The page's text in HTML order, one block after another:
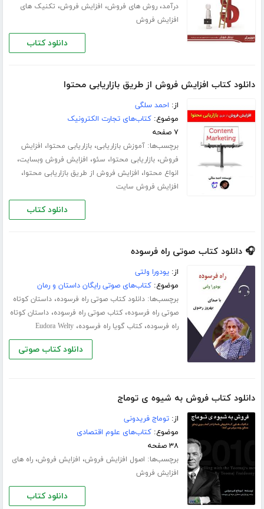
درآمد،روش های فروش، افزایش فروش، تکنیک های
افزایش فروش
دانلود کتاب
دانلود کتاب افزایش فروش از طریق بازاریابی محتوا
از: احمد سلگی
موضوع:کتاب‌های تجارت الکترونیک
۷ صفحه
برچسب‌ها:آموزش بازاریابی،بازاریابی محتوا، افزایش
فروش،بازاریابی محتوا، سئو، افزایش فروش وبسایت،
انواع محتوا، افزایش فروش از طریق بازاریابی محتوا،
افزایش فروش سایت
دانلود کتاب
🎧 دانلود کتاب صوتی راه فرسوده
از:یودورا ولتی
موضوع:کتاب‌های صوتی رایگان داستان و رمان
برچسب‌ها:دانلود کتاب صوتی راه فرسوده،داستان کوتاه
صوتی راه فرسوده،کتاب صوتی راه فرسوده،داستان کوتاه
راه فرسوده،کتاب گویا راه فرسوده،Eudora Welty
دانلود کتاب صوتی
دانلود کتاب فروش به شیوه ی توماج
از:توماج فریدونی
موضوع:کتاب‌های علوم اقتصادی
۳۸ صفحه
برچسب‌ها: اصول افزایش فروش، افزایش فروش،راه های
افزایش فروش
دانلود کتاب